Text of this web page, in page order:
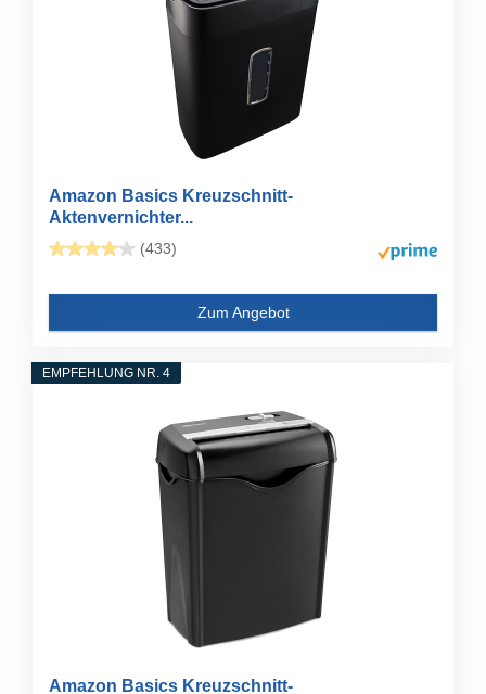
Amazon Basics Kreuzschnitt-
Aktenvernichter...
(433)
Zum Angebot
EMPFEHLUNG NR. 4
Amazon Basics Kreuzschnitt-